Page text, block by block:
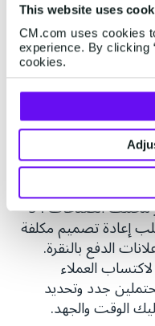
This website uses
CM.com uses cookies
experience. By clicking
cookies.
وإعادة جذب
تسريع عملية تحويل
الحاليين، والإجابة
للعملاء دون
أي عمل تجاري هي جذب
للتحويل أو لإتاحة
قائمة قوية من
متوسط الوقت الذي
يقضيه الزائر على صفحة ويب عبر مختلف الصناعات 54
إعادة تصميم مكلفة
الدفع بالنقرة.
العملاء
جدد وتحديد
الوقت والجهد.